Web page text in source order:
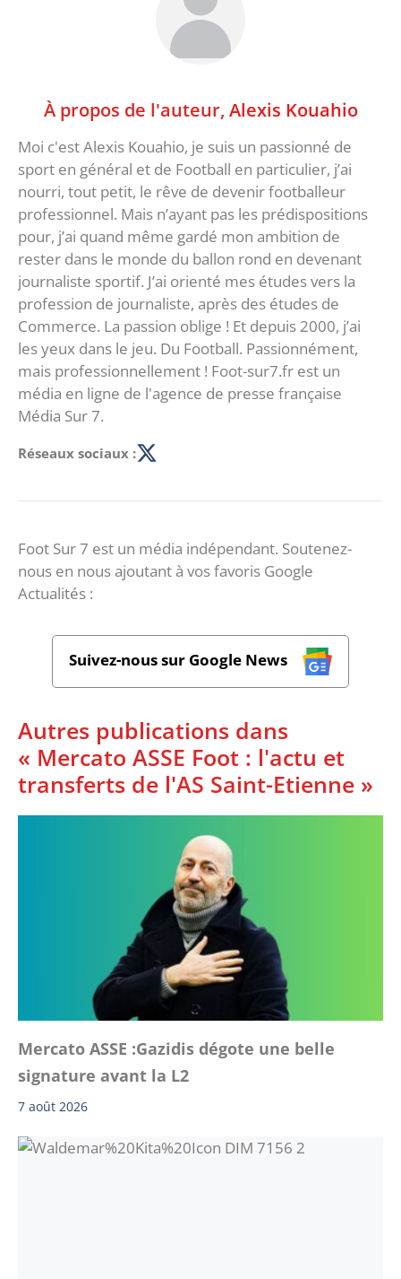
À propos de l'auteur, Alexis Kouahio
Moi c'est Alexis Kouahio, je suis un passionné de
sport en général et de Football en particulier, j’ai
nourri, tout petit, le rêve de devenir footballeur
professionnel. Mais n’ayant pas les prédispositions
pour, j’ai quand même gardé mon ambition de
rester dans le monde du ballon rond en devenant
journaliste sportif. J’ai orienté mes études vers la
profession de journaliste, après des études de
Commerce. La passion oblige ! Et depuis 2000, j’ai
les yeux dans le jeu. Du Football. Passionnément,
mais professionnellement ! Foot-sur7.fr est un
média en ligne de l'agence de presse française
Média Sur 7.
Réseaux sociaux :
Foot Sur 7 est un média indépendant. Soutenez-
nous en nous ajoutant à vos favoris Google
Actualités :
Suivez-nous sur Google News
Autres publications dans
« Mercato ASSE Foot : l'actu et
transferts de l'AS Saint-Etienne »
Mercato ASSE :Gazidis dégote une belle
signature avant la L2
7 août 2026